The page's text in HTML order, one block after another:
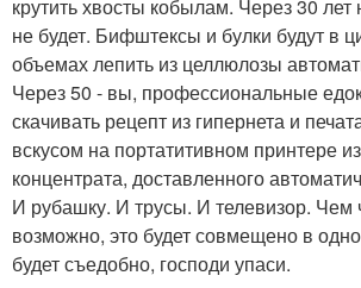
крутить хвосты кобылам. Через 30 лет
не будет. Бифштексы и булки будут в
объемах лепить из целлюлозы
Через 50 - вы, профессиональные
скачивать рецепт из гипернета и
вскусом на портатитивном принтере
концентрата, доставленного
И рубашку. И трусы. И телевизор. Чем
возможно, это будет совмещено в
будет съедобно, господи упаси.